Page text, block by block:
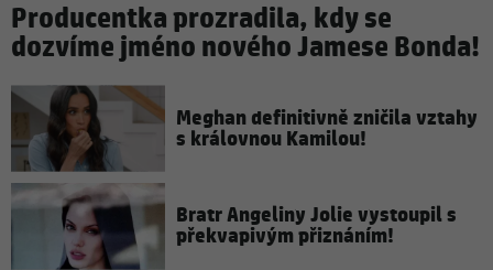
Producentka prozradila, kdy se
dozvíme jméno nového Jamese Bonda!
Meghan definitivně zničila vztahy
s královnou Kamilou!
Bratr Angeliny Jolie vystoupil s
překvapivým přiznáním!